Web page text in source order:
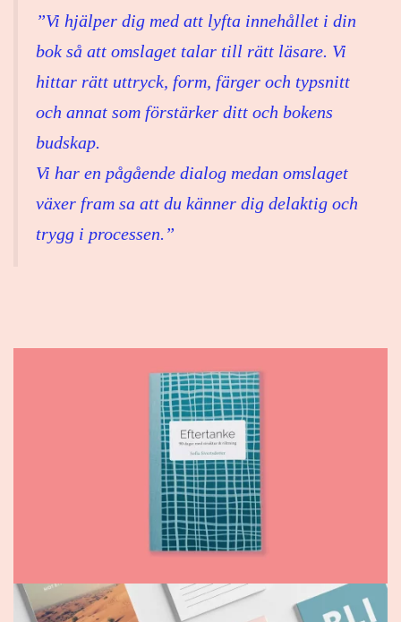
”Vi hjälper dig med att lyfta innehållet i din
bok så att omslaget talar till rätt läsare. Vi
hittar rätt uttryck, form, färger och typsnitt
och annat som förstärker ditt och bokens
budskap.
Vi har en pågående dialog medan omslaget
växer fram sa att du känner dig delaktig och
trygg i processen.”